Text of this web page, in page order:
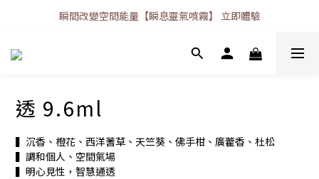
瞬間改變空間能量【瞬息靈氣噴霧】 立即體驗
透 9.6ml
▍沉香、橙花、西洋蓍草、天竺葵、佛手柑、廣藿香、杜松
▍調和個人、空間氣場
▍明心見性，智慧通透